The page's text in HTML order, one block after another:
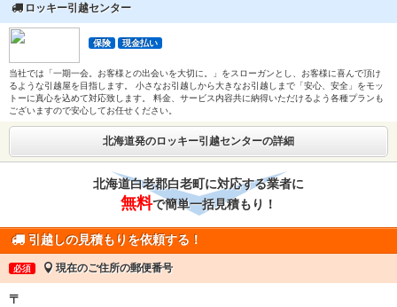
ロッキー引越センター
保険 現金払い
当社では「一期一会。お客様との出会いを大切に。」をスローガンとし、お客様に喜んで頂け
るような引越屋を目指します。 小さなお引越しから大きなお引越しまで「安心、安全」をモッ
トーに真心を込めて対応致します。 料金、サービス内容共に納得いただけるよう各種プランも
ございますので安心してお任せください。
北海道発のロッキー引越センターの詳細
北海道白老郡白老町に対応する業者に
無料で簡単一括見積もり！
引越しの見積もりを依頼する！
必須 現在のご住所の郵便番号
〒